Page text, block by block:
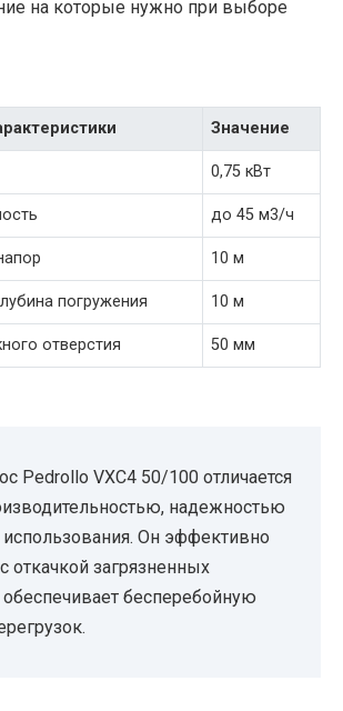
на которые нужно при выборе
Значение
0,75 кВт
до 45 м3/ч
10 м
погружения 10 м
отверстия 50 мм
Pedrollo VXC4 50/100 отличается
надежностью
Он эффективно
откачкой загрязненных
бесперебойную